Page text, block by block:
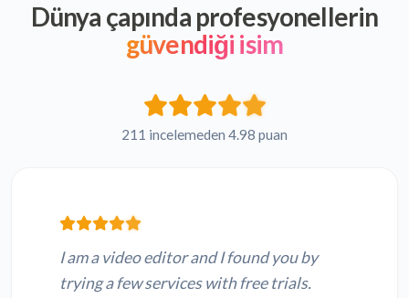
Dünya çapında profesyonellerin
güvendiği isim
211 incelemeden 4.98 puan
I am a video editor and I found you by
trying a few services with free trials.